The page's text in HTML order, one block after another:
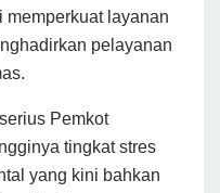
memperkuat layanan
pelayanan
Pemkot
tingkat stres
yang kini bahkan